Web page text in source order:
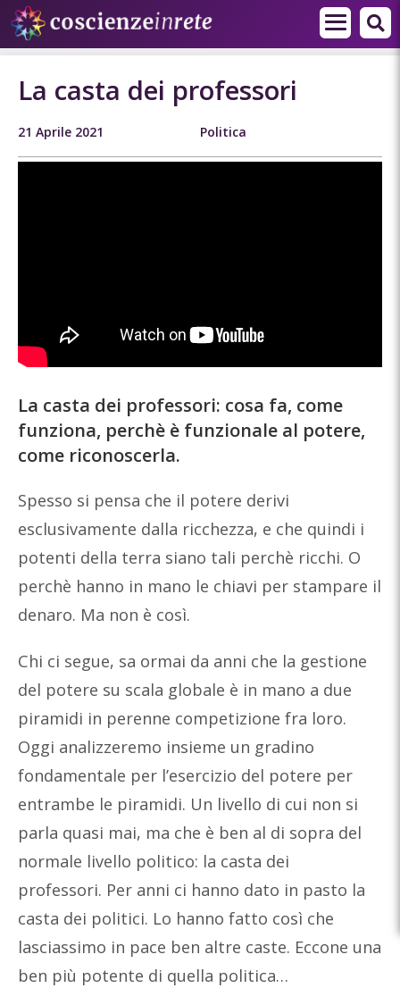
La casta dei professori
21 Aprile 2021 Politica
La casta dei professori: cosa fa, come
funziona, perchè è funzionale al potere,
come riconoscerla.
Spesso si pensa che il potere derivi
esclusivamente dalla ricchezza, e che quindi i
potenti della terra siano tali perchè ricchi. O
perchè hanno in mano le chiavi per stampare il
denaro. Ma non è così.
Chi ci segue, sa ormai da anni che la gestione
del potere su scala globale è in mano a due
piramidi in perenne competizione fra loro.
Oggi analizzeremo insieme un gradino
fondamentale per l’esercizio del potere per
entrambe le piramidi. Un livello di cui non si
parla quasi mai, ma che è ben al di sopra del
normale livello politico: la casta dei
professori. Per anni ci hanno dato in pasto la
casta dei politici. Lo hanno fatto così che
lasciassimo in pace ben altre caste. Eccone una
ben più potente di quella politica…